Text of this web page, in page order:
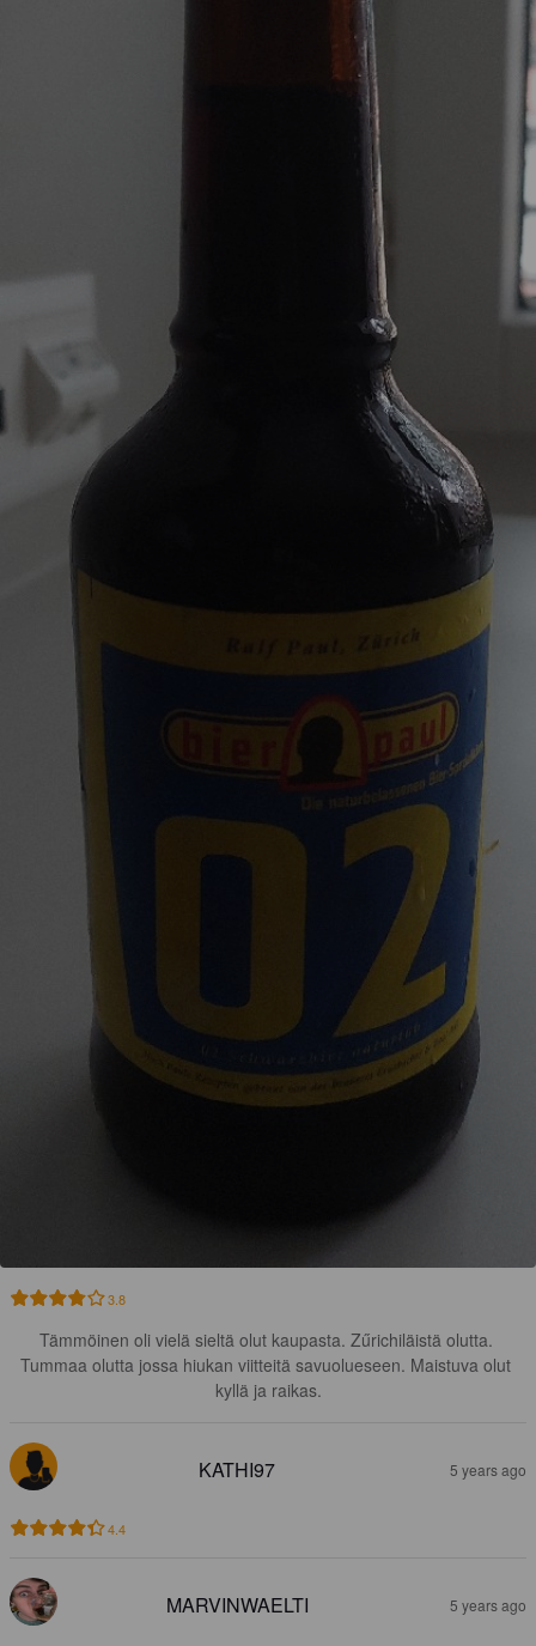
3.8
Tämmöinen oli vielä sieltä olut kaupasta. Zűrichiläistä olutta.
Tummaa olutta jossa hiukan viitteitä savuolueseen. Maistuva olut
kyllä ja raikas.
KATHI97 5 years ago
4.4
MARVINWAELTI 5 years ago